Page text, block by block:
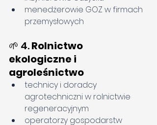
menedżerowie GOZ w firmach
przemysłowych
🌱 4. Rolnictwo
ekologiczne i
agroleśnictwo
technicy i doradcy
agrotechniczni w rolnictwie
regeneracyjnym
operatorzy gospodarstw